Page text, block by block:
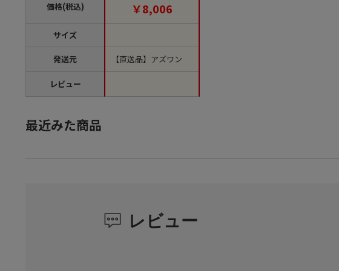
価格(税込)
サイズ
発送元
レビュー
12 1個（ご注文単位1
個）【直送品】
￥8,006
【直送品】アズワン
最近みた商品
レビュー